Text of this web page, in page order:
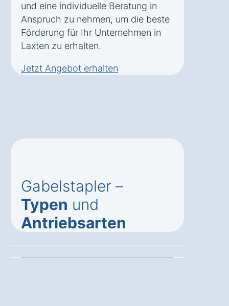
und eine individuelle Beratung in
Anspruch zu nehmen, um die beste
Förderung für Ihr Unternehmen in
Laxten zu erhalten.
Jetzt Angebot erhalten
Gabelstapler –
Typen und
Antriebsarten